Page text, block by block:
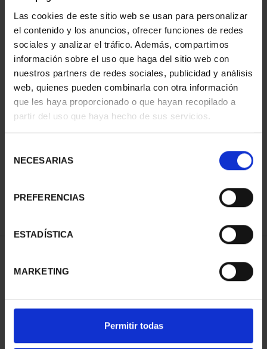
Las cookies de este sitio web se usan para personalizar
el contenido y los anuncios, ofrecer funciones de redes
sociales y analizar el tráfico. Además, compartimos
información sobre el uso que haga del sitio web con
nuestros partners de redes sociales, publicidad y análisis
web, quienes pueden combinarla con otra información
que les haya proporcionado o que hayan recopilado a
partir del uso que haya hecho de sus servicios.
NECESARIAS
PREFERENCIAS
ESTADÍSTICA
MARKETING
Permitir todas
800 AÑOS CATEDRAL
BURGOS (2021) 8
140,00 €
REFINAR